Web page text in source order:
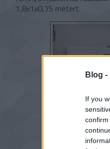
Blog -
If you
1,8x1x0,75 métert.